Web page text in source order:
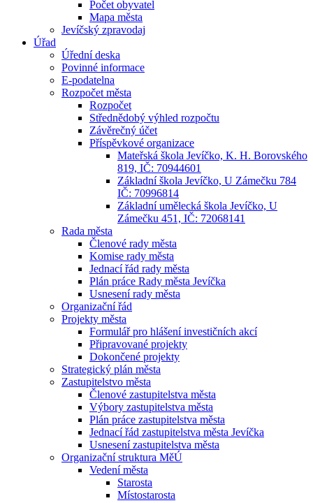
Počet obyvatel
Mapa města
Jevíčský zpravodaj
Úřad
Úřední deska
Povinné informace
E-podatelna
Rozpočet města
Rozpočet
Střednědobý výhled rozpočtu
Závěrečný účet
Příspěvkové organizace
Mateřská škola Jevíčko, K. H. Borovského
819, IČ: 70944601
Základní škola Jevíčko, U Zámečku 784
IČ: 70996814
Základní umělecká škola Jevíčko, U
Zámečku 451, IČ: 72068141
Rada města
Členové rady města
Komise rady města
Jednací řád rady města
Plán práce Rady města Jevíčka
Usnesení rady města
Organizační řád
Projekty města
Formulář pro hlášení investičních akcí
Připravované projekty
Dokončené projekty
Strategický plán města
Zastupitelstvo města
Členové zastupitelstva města
Výbory zastupitelstva města
Plán práce zastupitelstva města
Jednací řád zastupitelstva města Jevíčka
Usnesení zastupitelstva města
Organizační struktura MěÚ
Vedení města
Starosta
Místostarosta